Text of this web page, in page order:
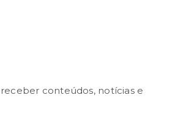
conteúdos, notícias e